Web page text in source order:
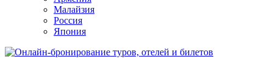
Малайзия
Россия
Япония